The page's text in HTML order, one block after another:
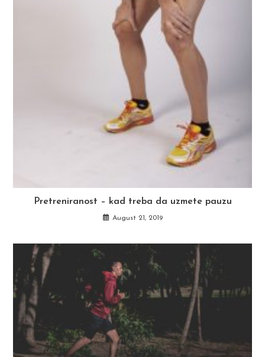
Pretreniranost – kad treba da uzmete pauzu
August 21, 2019